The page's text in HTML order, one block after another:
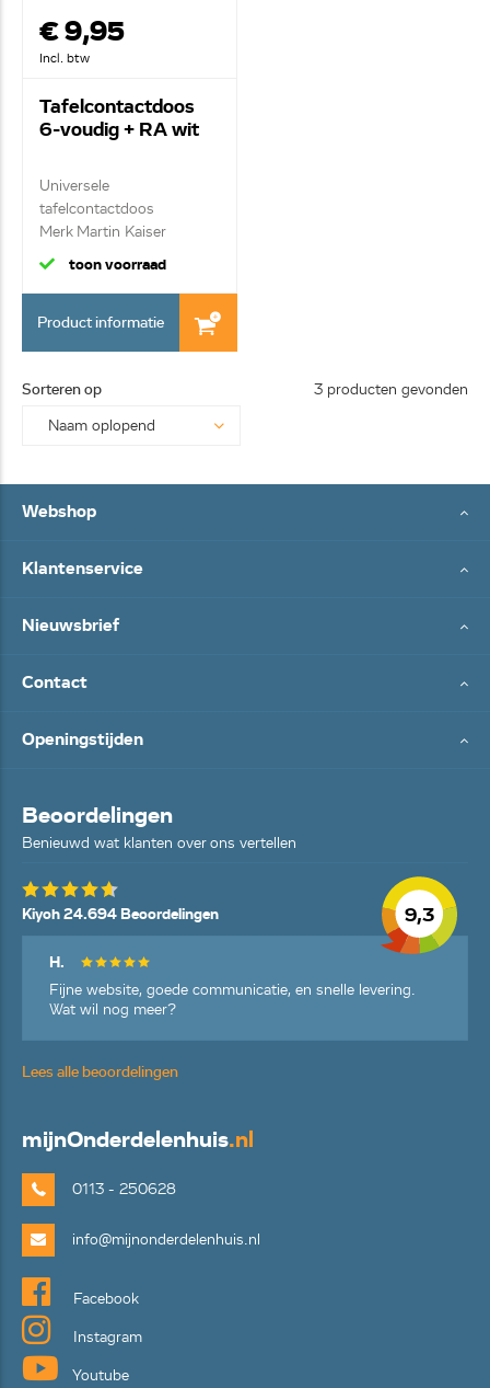
€ 9,95
Incl. btw
Tafelcontactdoos
6-voudig + RA wit
Universele
tafelcontactdoos
Merk Martin Kaiser
Monteerbaar...
toon voorraad
Product informatie
Sorteren op 3 producten gevonden
Webshop
Klantenservice
Nieuwsbrief
Contact
Openingstijden
Beoordelingen
Benieuwd wat klanten over ons vertellen
9,3
Kiyoh 24.694 Beoordelingen
H.
Fijne website, goede communicatie, en snelle levering.
Wat wil nog meer?
Lees alle beoordelingen
mijnOnderdelenhuis.nl
0113 - 250628
info@mijnonderdelenhuis.nl
Facebook
Instagram
Youtube